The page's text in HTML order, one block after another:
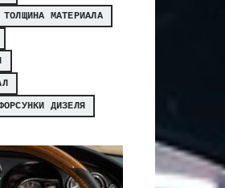
ТОЛЩИНА МАТЕРИАЛА
ДИЗЕЛЯ